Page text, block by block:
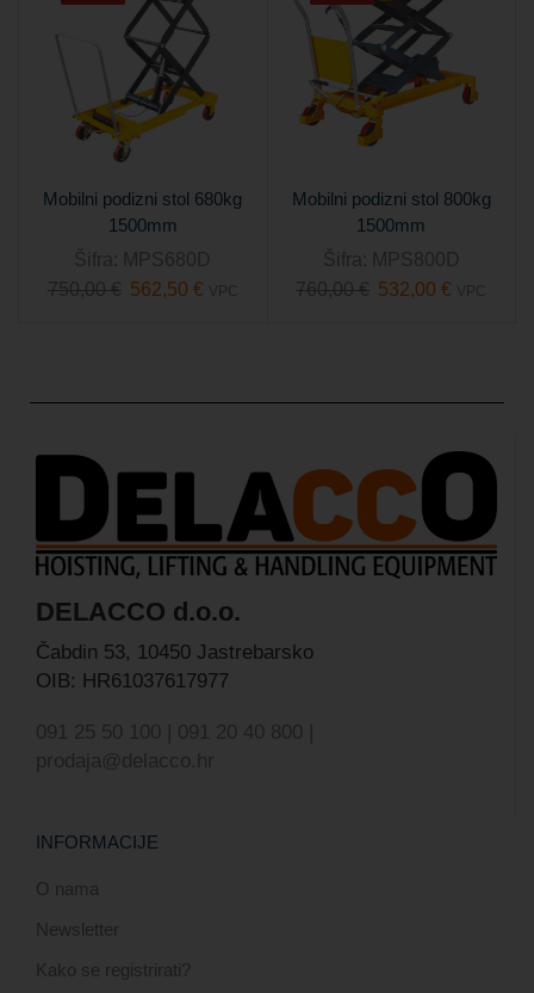
Mobilni podizni stol 680kg
1500mm
750,00€ 562,50 €
Mobilni podizni stol 800kg
1500mm
760,00€ 532,00€
DELACCO d.o.o.
Čabdin 53, 10450 Jastrebarsko
OIB: HR61037617977
INFORMACIJE
O nama
Newsletter
Kako se registrirati?